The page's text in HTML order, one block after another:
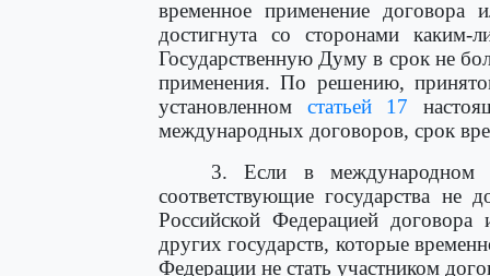
временное применение договора
достигнута со сторонами
Государственную Думу в срок не
применения. По решению,
установленном статьей 17
международных договоров, срок
3. Если в международном
соответствующие государства не
Российской Федерацией
других государств, которые
Федерации не стать участником